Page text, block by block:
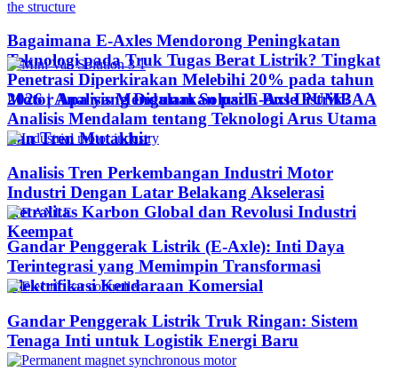
Bagaimana E-Axles Mendorong Peningkatan
Teknologi pada Truk Tugas Berat Listrik? Tingkat
Penetrasi Diperkirakan Melebihi 20% pada tahun
2026 | Analisis Mendalam Solusi E-Axle PUMBAA
Motor Apa yang Digunakan pada Bus Listrik?
Analisis Mendalam tentang Teknologi Arus Utama
dan Tren Mutakhir
Analisis Tren Perkembangan Industri Motor
Industri Dengan Latar Belakang Akselerasi
Netralitas Karbon Global dan Revolusi Industri
Keempat
Gandar Penggerak Listrik (E-Axle): Inti Daya
Terintegrasi yang Memimpin Transformasi
Elektrifikasi Kendaraan Komersial
Gandar Penggerak Listrik Truk Ringan: Sistem
Tenaga Inti untuk Logistik Energi Baru